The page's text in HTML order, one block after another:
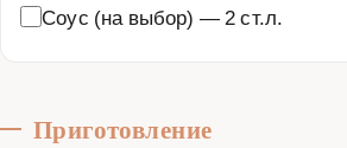
Соус (на выбор) — 2 ст.л.
Приготовление